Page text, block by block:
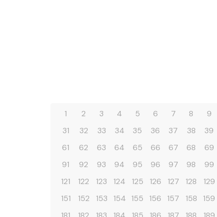
1 2 3 4 5 6 7 8
9
31
32 33 34 35 36 37 38
39
61
62 63 64 65 66 67 68
69
91
92 93 94 95 96 97 98
99
121
122 123 124 125 126 127 128
129
151
152 153 154 155 156 157 158
159